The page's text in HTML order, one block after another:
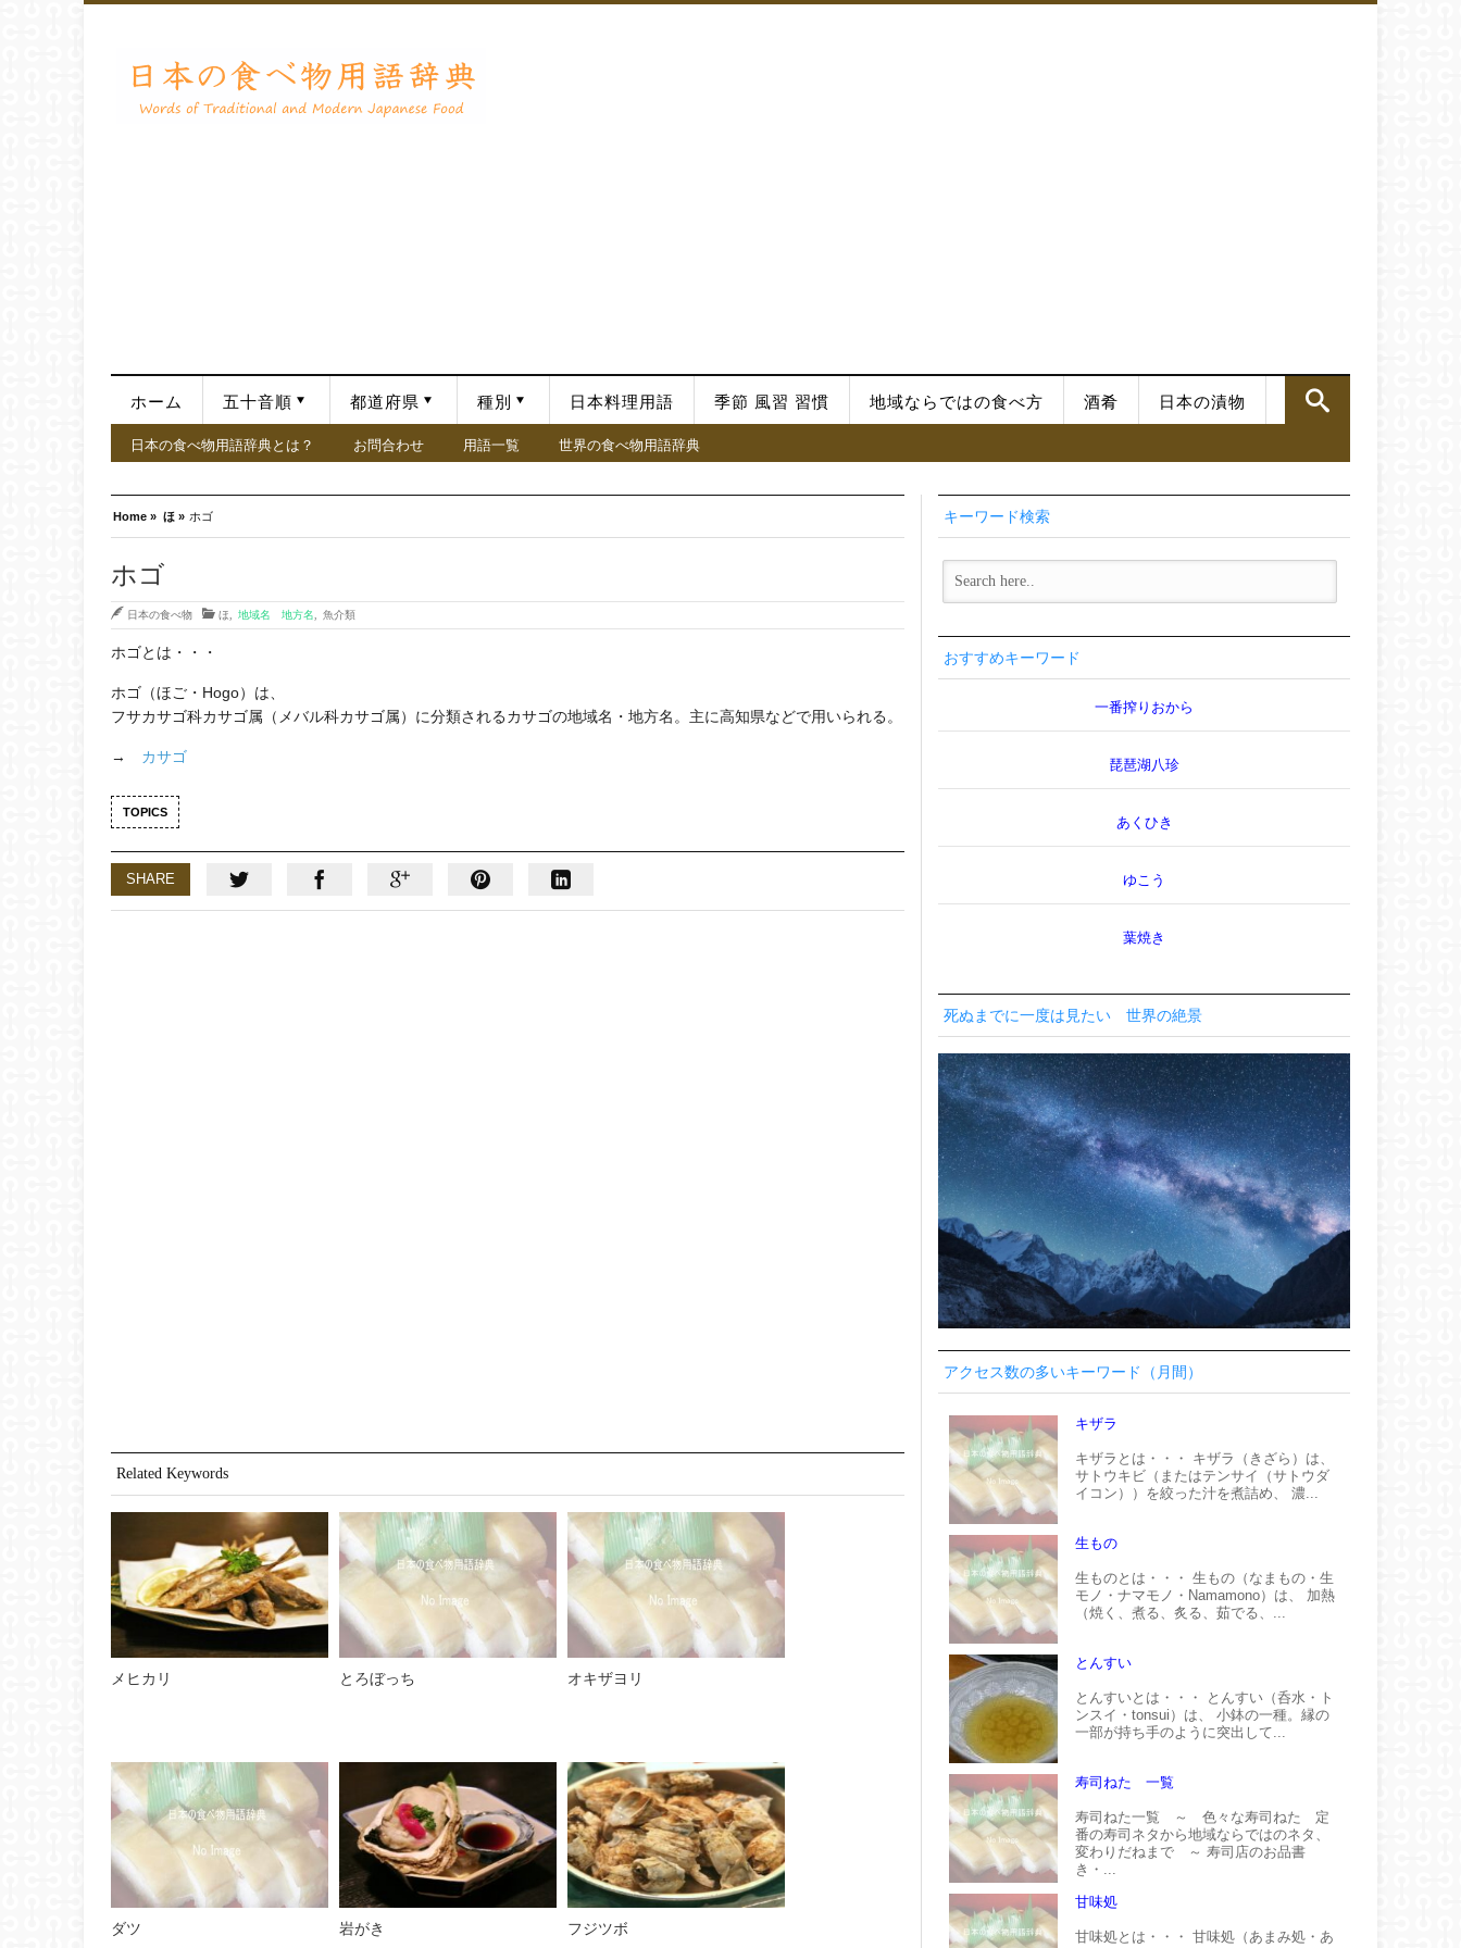
ホーム 五十音順 都道府県 種別 日本料理用語 季節 風習 習慣 地域ならではの食べ方 酒肴 日本の漬物
日本の食べ物用語辞典とは？ お問合わせ 用語一覧 世界の食べ物用語辞典
Home » ほ » ホゴ
ホゴ
日本の食べ物 ほ 地域名 地方名 魚介類
ホゴとは・・・
ホゴ（ほご・Hogo）は、
フサカサゴ科カサゴ属（メバル科カサゴ属）に分類されるカサゴの地域名・地方名。主に高知県などで用いられる。
→ カサゴ
TOPICS
SHARE
Related Keywords
メヒカリ とろぼっち オキザヨリ
ダツ 岩がき フジツボ
キーワード検索
おすすめキーワード
一番搾りおから
琵琶湖八珍
あくひき
ゆこう
葉焼き
死ぬまでに一度は見たい 世界の絶景
アクセス数の多いキーワード（月間）
キザラ
キザラとは・・・ キザラ（きざら）は、
サトウキビ（またはテンサイ（サトウダ
イコン））を絞った汁を煮詰め、 濃...
生もの
生ものとは・・・ 生もの（なまもの・生
モノ・ナマモノ・Namamono）は、 加熱
（焼く、煮る、炙る、茹でる、...
とんすい
とんすいとは・・・ とんすい（呑水・ト
ンスイ・tonsui）は、 小鉢の一種。縁の
一部が持ち手のように突出して...
寿司ねた 一覧
寿司ねた一覧 ～ 色々な寿司ねた 定
番の寿司ネタから地域ならではのネタ、
変わりだねまで ～ 寿司店のお品書
き・...
甘味処
甘味処とは・・・ 甘味処（あまみ処・あ